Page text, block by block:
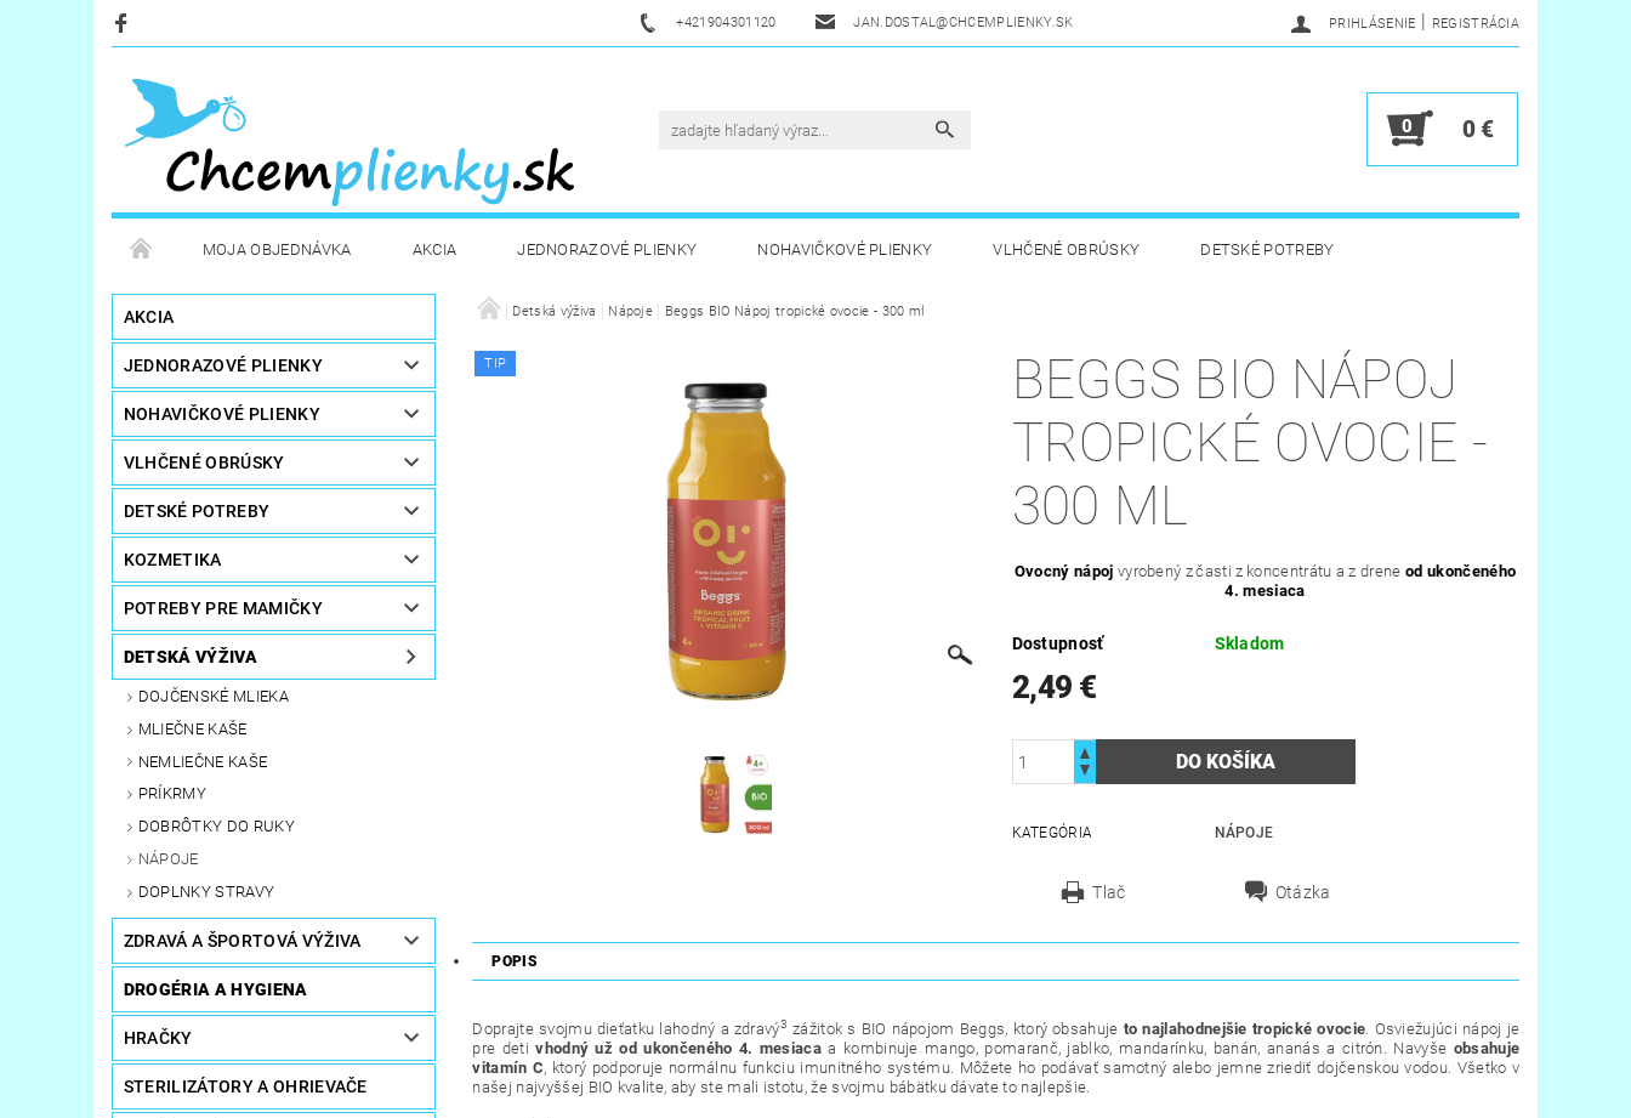
+421904301120 JAN.DOSTAL@CHCEMPLIENKY.SK PRIHLÁSENIE | REGISTRÁCIA
0 0 €
MOJA OBJEDNÁVKA AKCIA JEDNORAZOVÉ PLIENKY NOHAVIČKOVÉ PLIENKY VLHČENÉ OBRÚSKY DETSKÉ POTREBY
KOZMETIKA DETSKÁ VÝŽIVA ZDRAVÁ A ŠPORTOVÁ VÝŽIVA
STERILIZÁTORY A OHRIEVAČE DARČEKOVÉ POUKAZY KONTAKTY VERNOSTNÝ PROGRAM
AKCIA
JEDNORAZOVÉ PLIENKY
NOHAVIČKOVÉ PLIENKY
VLHČENÉ OBRÚSKY
DETSKÉ POTREBY
KOZMETIKA
POTREBY PRE MAMIČKY
DETSKÁ VÝŽIVA
DOJČENSKÉ MLIEKA
MLIEČNE KAŠE
NEMLIEČNE KAŠE
PRÍKRMY
DOBRÔTKY DO RUKY
NÁPOJE
DOPLNKY STRAVY
ZDRAVÁ A ŠPORTOVÁ VÝŽIVA
DROGÉRIA A HYGIENA
HRAČKY
STERILIZÁTORY A OHRIEVAČE
Detská výživa Nápoje Beggs BIO Nápoj tropické ovocie - 300 ml
TIP
BEGGS BIO NÁPOJ
TROPICKÉ OVOCIE -
300 ML
Ovocný nápoj vyrobený z časti z koncentrátu a z dreneod ukončeného
4. mesiaca
Dostupnosť Skladom
2,49 €
KATEGÓRIA NÁPOJE
Tlač Otázka
POPIS
Doprajte svojmu dieťatku lahodný a zdravý3 zážitok s BIO nápojom Beggs, ktorý obsahuje to najlahodnejšie tropické ovocie. Osviežujúci nápoj je
pre detivhodný už od ukončeného 4. mesiaca a kombinuje mango, pomaranč, jablko, mandarínku, banán, ananás a citrón. Navyše obsahuje
vitamín C, ktorý podporuje normálnu funkciu imunitného systému. Môžete ho podávať samotný alebo jemne zriediť dojčenskou vodou. Všetko v
našej najvyššej BIO kvalite, aby ste mali istotu, že svojmu bábätku dávate to najlepšie.